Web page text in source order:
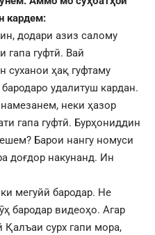
кардем:
додари азиз салому
гапа гуфтӣ. Вай
суханои ҳақ гуфтаму
удалитуш кардан.
неки ҳазор
гапа гуфтӣ. Бурҳониддин
Барои нангу номуси
доғдор накунанд. Ин
мегуйӣ бародар. Не
бародар видеоҳо. Агар
сурх гапи мора,